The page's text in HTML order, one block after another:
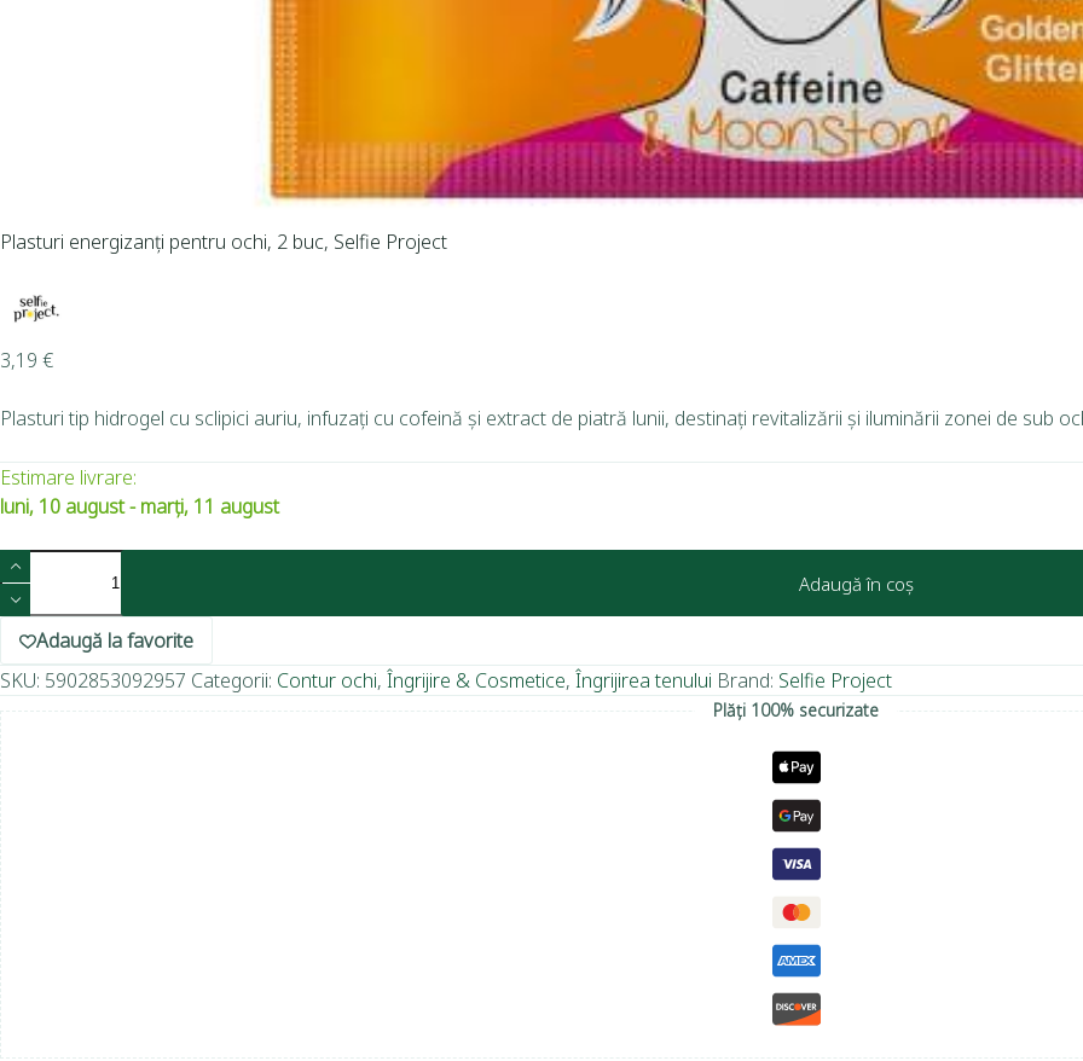
Plasturi energizanți pentru ochi, 2 buc, Selfie Project
3,19 €
Plasturi tip hidrogel cu sclipici auriu, infuzați cu cofeină și extract de piatră lunii, destinați revitalizării și iluminării zonei de sub
Estimare livrare:
luni, 10 august - marți, 11 august
Adaugă în coș
Adaugă la favorite
SKU: 5902853092957 Categorii: Contur ochi, Îngrijire & Cosmetice, Îngrijirea tenului Brand: Selfie Project
Plăți 100% securizate